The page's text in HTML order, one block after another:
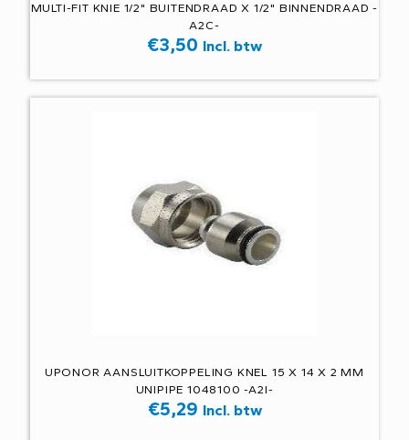
MULTI-FIT KNIE 1/2" BUITENDRAAD X 1/2" BINNENDRAAD -
A2C-
€3,50 Incl. btw
UPONOR AANSLUITKOPPELING KNEL 15 X 14 X 2 MM
UNIPIPE 1048100 -A2I-
€5,29 Incl. btw